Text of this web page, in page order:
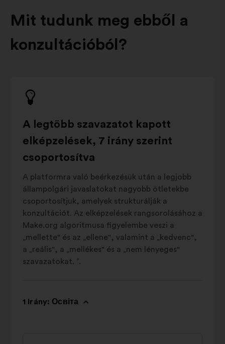
Mit tudunk meg ebből a
konzultációból?
A legtöbb szavazatot kapott
elképzelések, 7 irány szerint
csoportosítva
A platformra való beérkezésük után a legjobb
állampolgári javaslatokat nagyobb ötletekbe
csoportosítjuk, amelyek strukturálják a
konzultációt. Az elképzelések rangsorolásához a
Make.org algoritmusa figyelembe veszi a
„mellette" és az „ellene", valamint a „kedvenc",
a „reális", a „mellékes" és a „nem lényeges"
szavazatokat. ”.
1 irány: Освіта